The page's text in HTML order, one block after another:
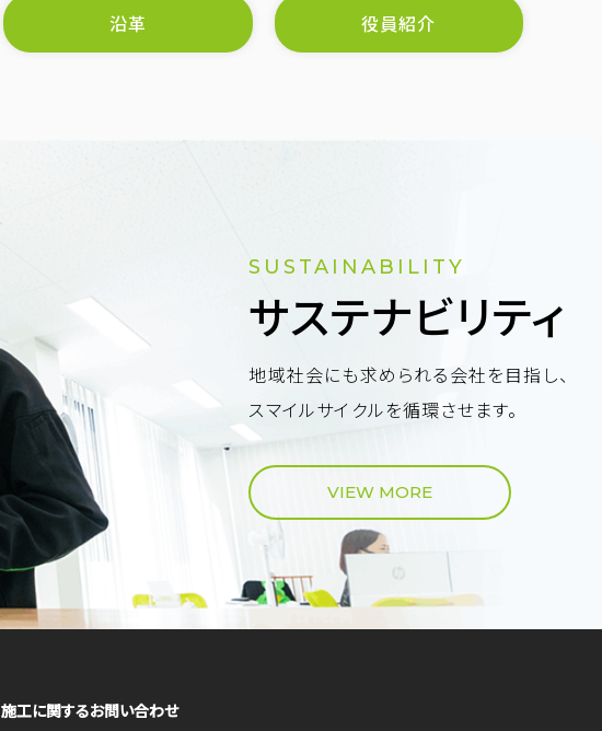
沿革 役員紹介
SUSTAINABILITY
サステナビリティ
地域社会にも求められる会社を目指し、
スマイルサイクルを循環させます。
VIEW MORE
施工に関するお問い合わせ